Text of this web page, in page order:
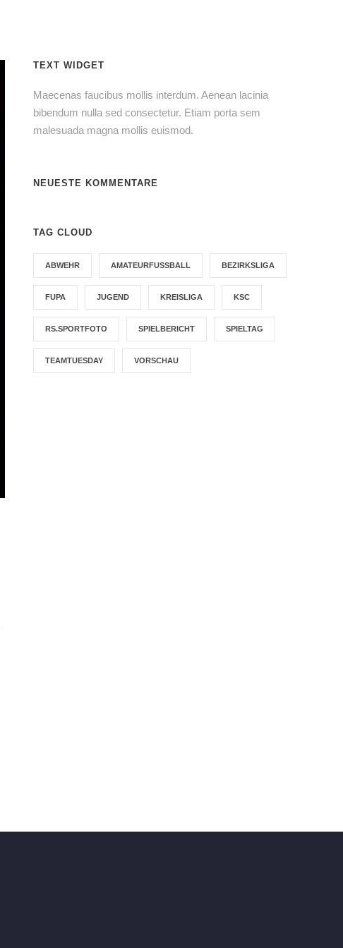
TEXT WIDGET
Maecenas faucibus mollis interdum. Aenean lacinia
bibendum nulla sed consectetur. Etiam porta sem
malesuada magna mollis euismod.
NEUESTE KOMMENTARE
TAG CLOUD
ABWEHR AMATEURFUSSBALL BEZIRKSLIGA
FUPA JUGEND KREISLIGA KSC
RS.SPORTFOTO SPIELBERICHT SPIELTAG
TEAMTUESDAY VORSCHAU